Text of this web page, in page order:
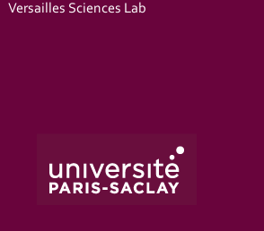
Versailles Sciences Lab